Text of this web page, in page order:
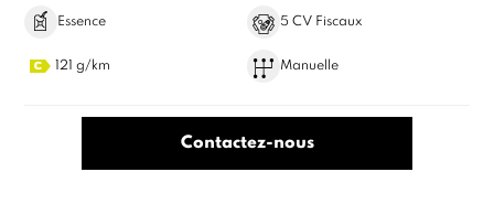
Essence 5 CV Fiscaux
121 g/km Manuelle
Contactez-nous